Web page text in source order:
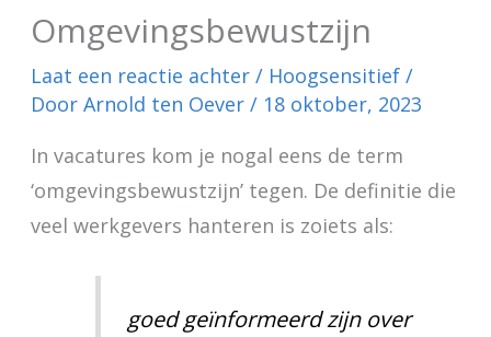
Omgevingsbewustzijn
Laat een reactie achter / Hoogsensitief/
Door Arnold ten Oever / 18 oktober, 2023
In vacatures kom je nogal eens de term
‘omgevingsbewustzijn’ tegen. De definitie die
veel werkgevers hanteren is zoiets als:
goed geïnformeerd zijn over